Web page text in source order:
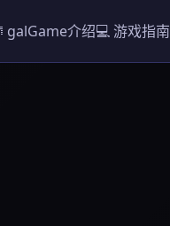
galGame介绍💻 游戏指南